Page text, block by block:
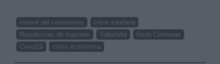
control del coronavirus
crisis sanitaria
Residencias de mayores
Valladolid
Resti Contreras
Covid19
crisis económica